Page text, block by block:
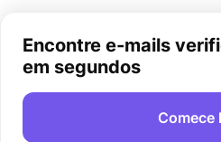
Planos pagos a partir de
Dados do
sobrenome; perfil social do
Encontre e-mails
em segundos
Comece